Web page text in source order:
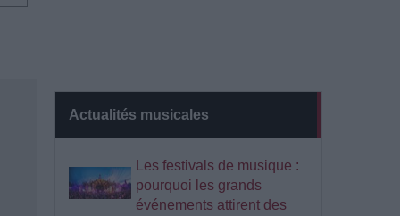
Actualités musicales
Les festivals de musique :
pourquoi les grands
événements attirent des